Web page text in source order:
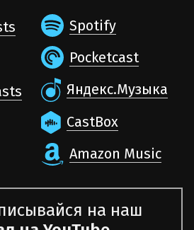
Spotify
Pocketcast
Яндекс.Музыка
CastBox
Amazon Music
на наш